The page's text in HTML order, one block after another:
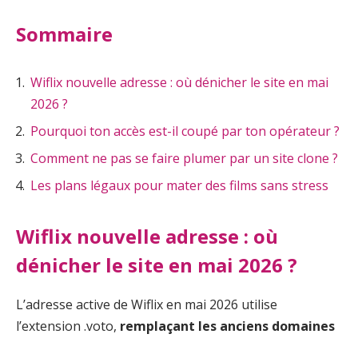
Sommaire
Wiflix nouvelle adresse : où dénicher le site en mai
2026 ?
Pourquoi ton accès est-il coupé par ton opérateur ?
Comment ne pas se faire plumer par un site clone ?
Les plans légaux pour mater des films sans stress
Wiflix nouvelle adresse : où
dénicher le site en mai 2026 ?
L’adresse active de Wiflix en mai 2026 utilise
l’extension .voto, remplaçant les anciens domaines